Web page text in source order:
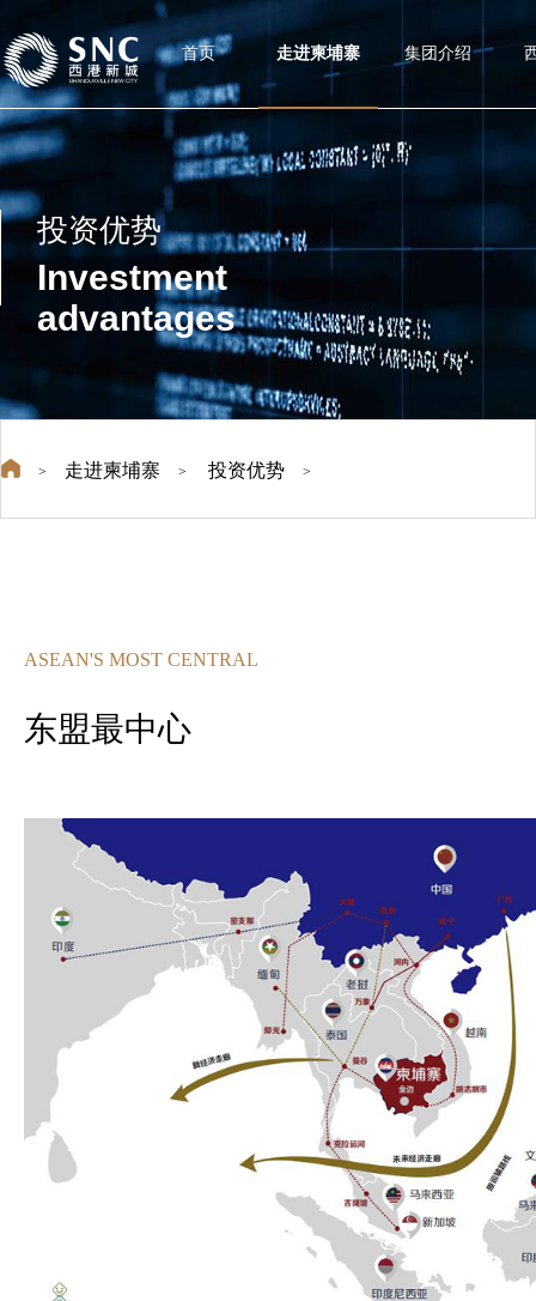
首页 走进柬埔寨 集团介绍
Investment
advantages
投资优势
> 走进柬埔寨 > 投资优势 >
ASEAN'S MOST CENTRAL
东盟最中心